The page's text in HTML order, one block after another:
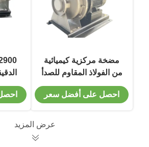
مضخة مركزية كيميائية
من الفولاذ المقاوم للصدأ
مع معدل تدفق 6.5 - 160
م 3 / ساعة
احصل على أفضل سعر
عرض المزيد